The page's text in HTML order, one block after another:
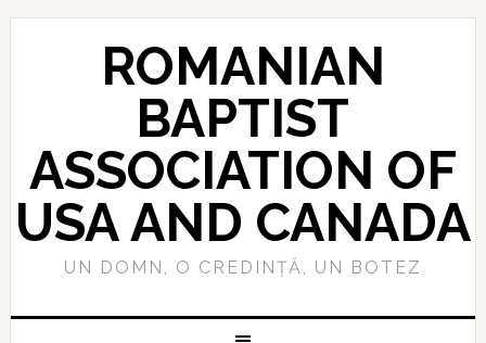
ROMANIAN
BAPTIST
ASSOCIATION OF
USA AND CANADA
UN DOMN, O CREDINȚĂ, UN BOTEZ